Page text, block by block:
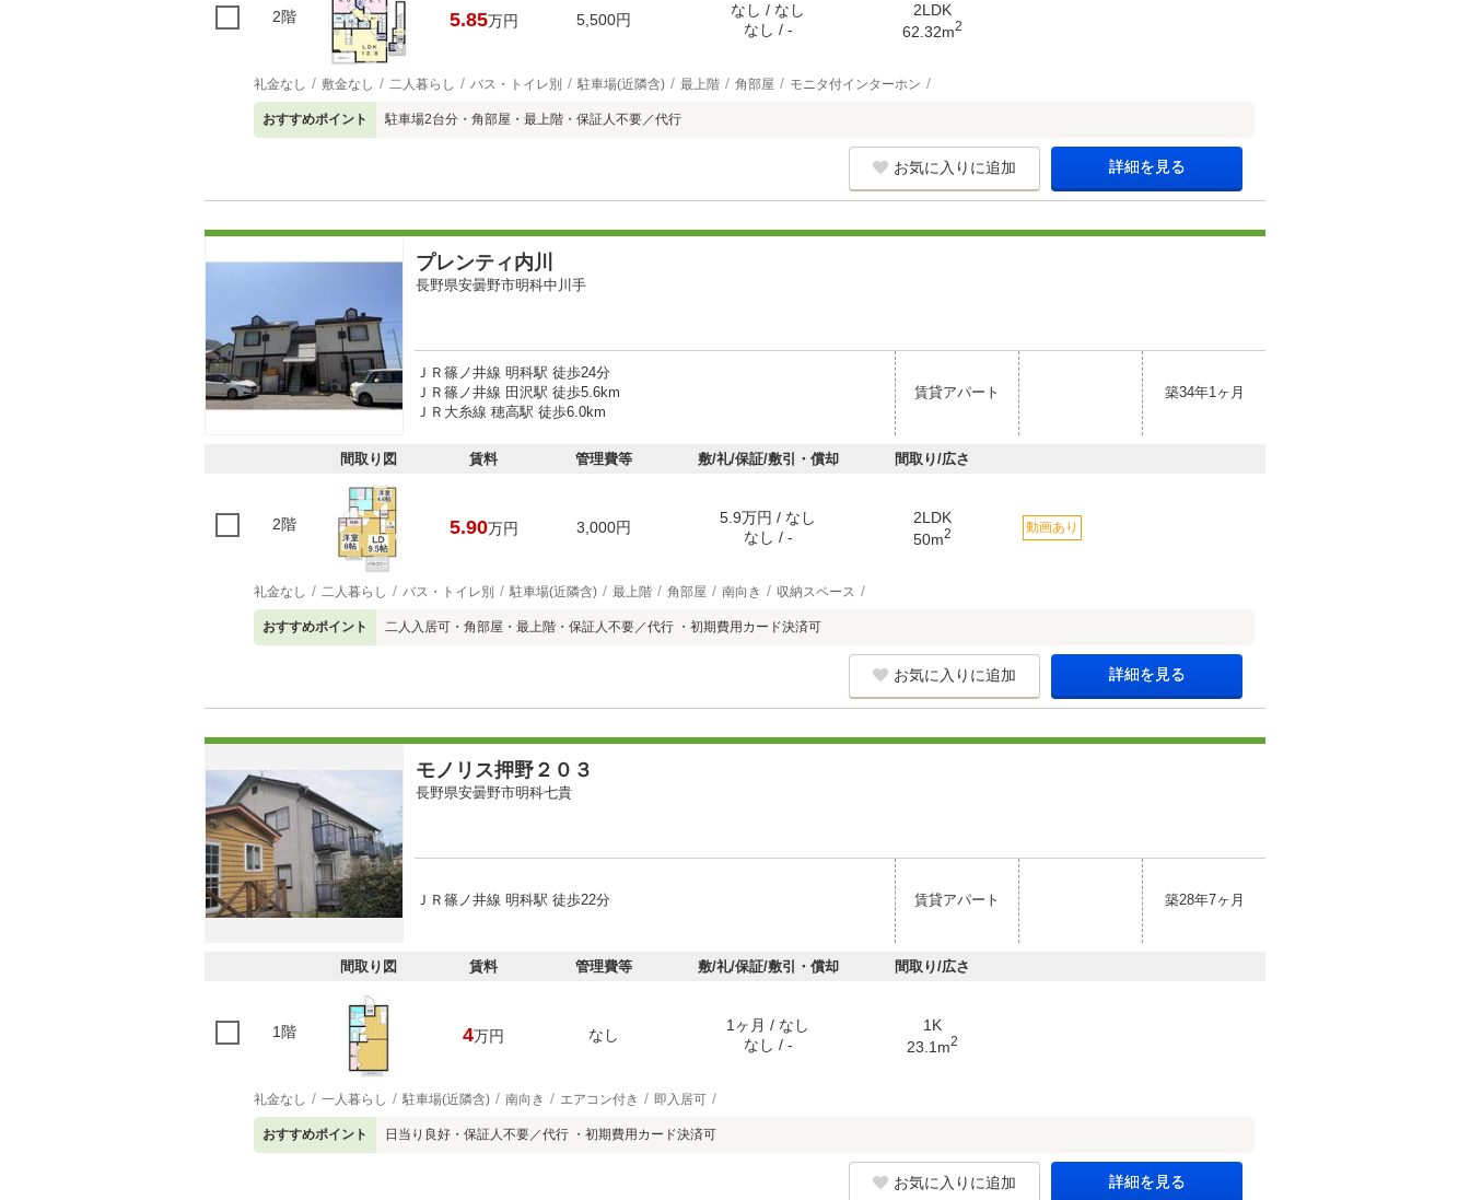
2階 5.85万円 5,500円
なし / なし
なし / -
2LDK
62.32m2
礼金なし 敷金なし 二人暮らし バス・トイレ別 駐車場(近隣含) 最上階 角部屋 モニタ付インターホン
おすすめポイント 駐車場2台分・角部屋・最上階・保証人不要／代行
お気に入りに追加 詳細を見る
プレンティ内川
長野県安曇野市明科中川手
ＪＲ篠ノ井線 明科駅 徒歩24分
ＪＲ篠ノ井線 田沢駅 徒歩5.6km
ＪＲ大糸線 穂高駅 徒歩6.0km
賃貸アパート 築34年1ヶ月
間取り図 賃料 管理費等 敷/礼/保証/敷引・償却 間取り/広さ
2階 5.90万円 3,000円
5.9万円 / なし
なし / -
2LDK
50m2 動画あり
礼金なし 二人暮らし バス・トイレ別 駐車場(近隣含) 最上階 角部屋 南向き 収納スペース
おすすめポイント 二人入居可・角部屋・最上階・保証人不要／代行 ・初期費用カード決済可
お気に入りに追加 詳細を見る
モノリス押野２０３
長野県安曇野市明科七貴
ＪＲ篠ノ井線 明科駅 徒歩22分 賃貸アパート 築28年7ヶ月
間取り図 賃料 管理費等 敷/礼/保証/敷引・償却 間取り/広さ
1階 4万円 なし
1ヶ月 / なし
なし / -
1K
23.1m2
礼金なし 一人暮らし 駐車場(近隣含) 南向き エアコン付き 即入居可
おすすめポイント 日当り良好・保証人不要／代行 ・初期費用カード決済可
お気に入りに追加 詳細を見る